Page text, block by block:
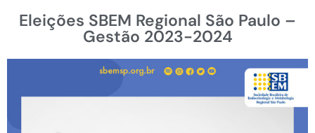
Eleições SBEM Regional São Paulo –
Gestão 2023-2024